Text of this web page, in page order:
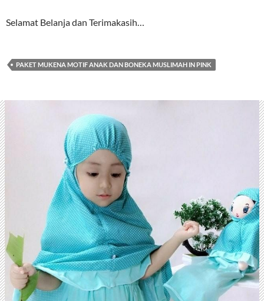
Selamat Belanja dan Terimakasih…
PAKET MUKENA MOTIF ANAK DAN BONEKA MUSLIMAH IN PINK